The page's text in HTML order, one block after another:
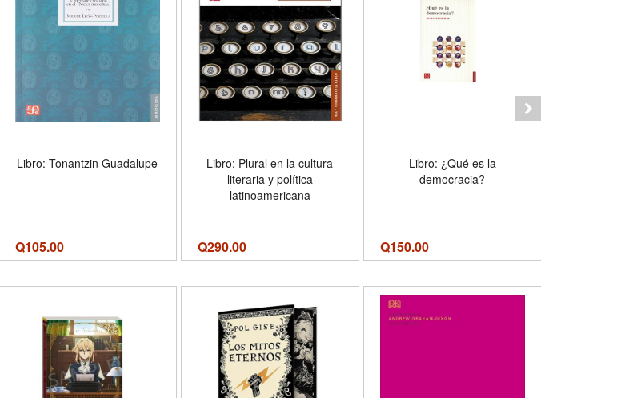
Libro: Tonantzin Guadalupe
Q105.00
Libro: Plural en la cultura
literaria y política
latinoamericana
Q290.00
Libro: ¿Qué es la
democracia?
Q150.00